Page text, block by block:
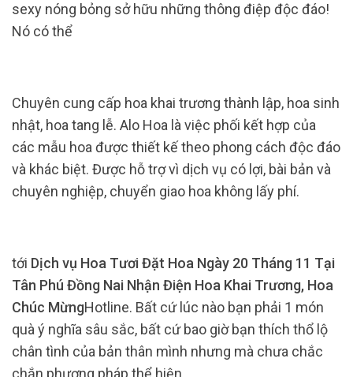
sexy nóng bỏng sở hữu những thông điệp độc đáo!
Nó có thể
Chuyên cung cấp hoa khai trương thành lập, hoa sinh
nhật, hoa tang lễ. Alo Hoa là việc phối kết hợp của
các mẫu hoa được thiết kế theo phong cách độc đáo
và khác biệt. Được hỗ trợ vì dịch vụ có lợi, bài bản và
chuyên nghiệp, chuyển giao hoa không lấy phí.
tới Dịch vụ Hoa Tươi Đặt Hoa Ngày 20 Tháng 11 Tại
Tân Phú Đồng Nai Nhận Điện Hoa Khai Trương, Hoa
Chúc MừngHotline. Bất cứ lúc nào bạn phải 1 món
quà ý nghĩa sâu sắc, bất cứ bao giờ bạn thích thổ lộ
chân tình của bản thân mình nhưng mà chưa chắc
chắn phương pháp thể hiện.